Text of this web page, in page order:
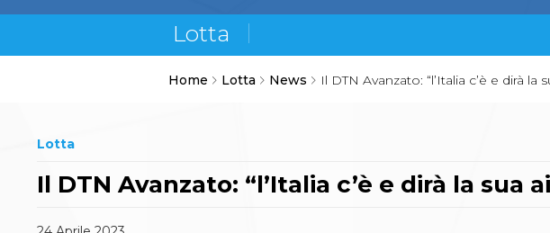
Home Lotta News Il DTN Avanzato: “l’Italia c’è e dirà
Comunicazioni Federali
Convenzioni
Tecnici
Tesseramento
Norme e modulistica Affiliazioni e Tesseramenti
Lotta
Il DTN Avanzato: “l’Italia c’è e dirà la sua